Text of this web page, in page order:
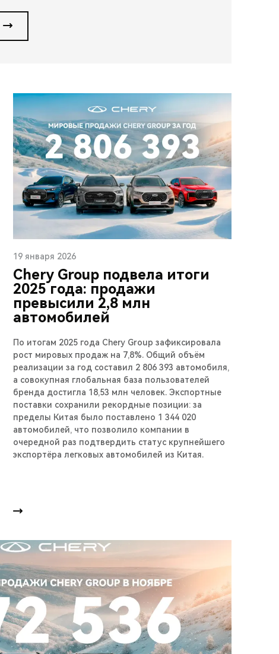
19 января 2026
Chery Group подвела итоги
2025 года: продажи
превысили 2,8 млн
автомобилей
По итогам 2025 года Chery Group зафиксировала
рост мировых продаж на 7,8%. Общий объём
реализации за год составил 2 806 393 автомобиля,
а совокупная глобальная база пользователей
бренда достигла 18,53 млн человек. Экспортные
поставки сохранили рекордные позиции: за
пределы Китая было поставлено 1 344 020
автомобилей, что позволило компании в
очередной раз подтвердить статус крупнейшего
экспортёра легковых автомобилей из Китая.